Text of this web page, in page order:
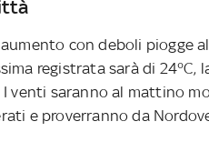
con deboli piogge
registrata sarà di 24°C,
venti saranno al mattino
e proverranno da